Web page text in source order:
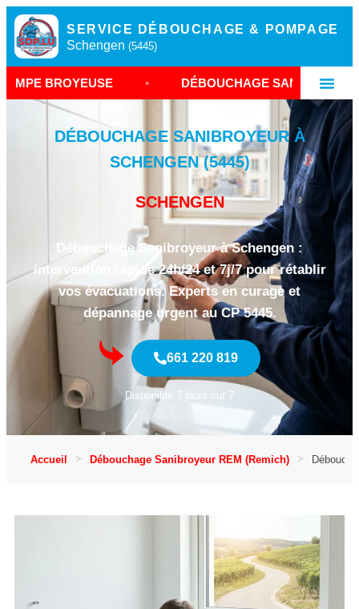
SERVICE DÉBOUCHAGE & POMPAGE
Schengen (5445)
• DÉBOUCHAGE SANIBROYEUR À SCHENGEN
DÉBOUCHAGE SANIBROYEUR À
SCHENGEN (5445)
SCHENGEN
Débouchage Sanibroyeur à Schengen :
intervention rapide 24h/24 et 7j/7 pour rétablir
vos évacuations. Experts en curage et
dépannage urgent au CP 5445.
661 220 819
Disponible 7 jours sur 7
Accueil Débouchage Sanibroyeur REM (Remich)